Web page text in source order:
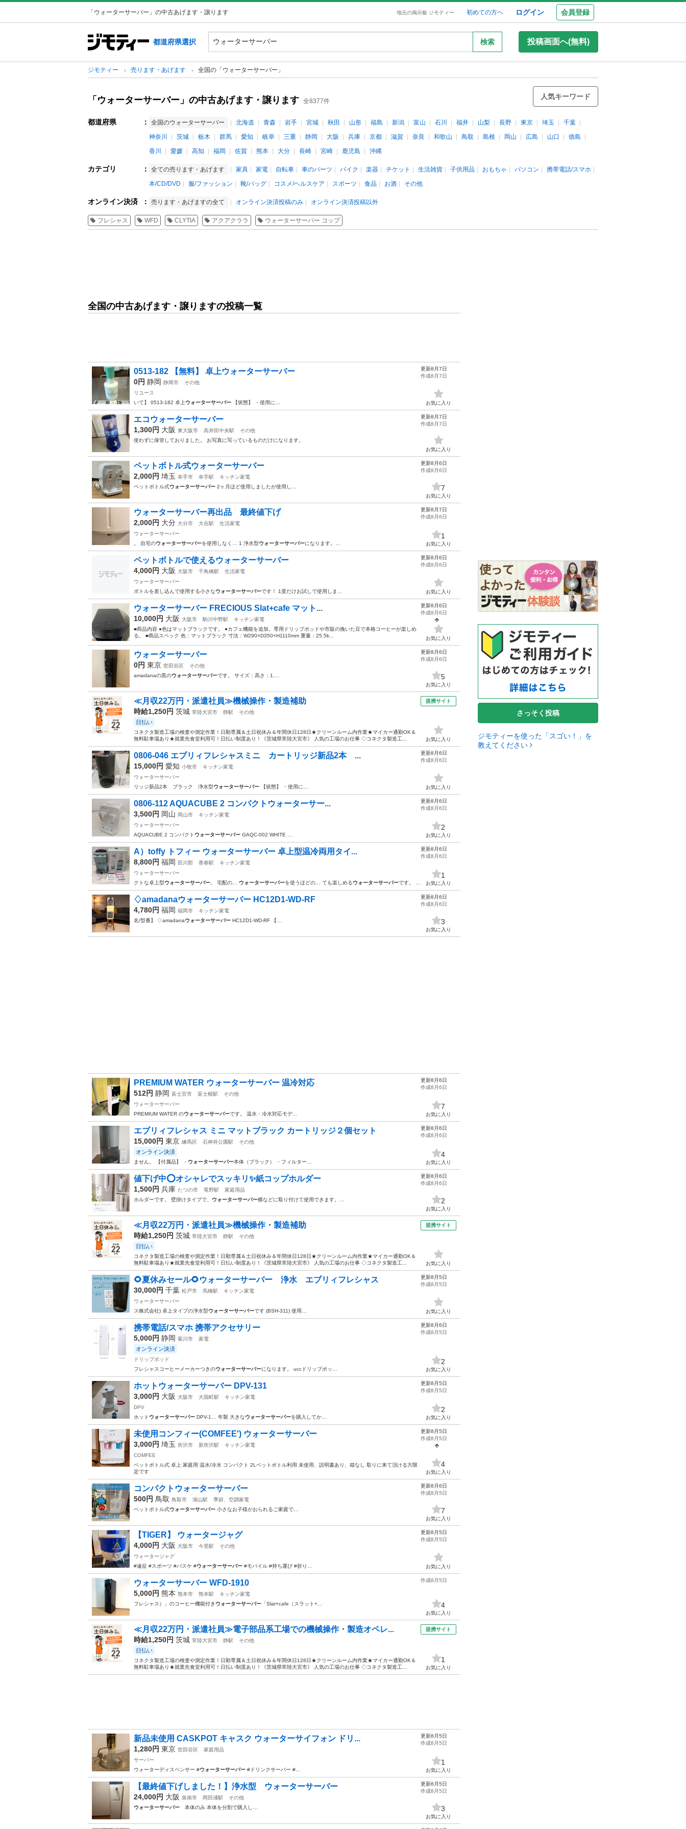
「ウォーターサーバー」の中古あげます・譲ります 地元の掲示板 ジモティー 初めての方へ ログイン 会員登録
都道府県選択 検索 投稿画面へ(無料)
ジモティー 売ります・あげます 全国の「ウォーターサーバー」
「ウォーターサーバー」の中古あげます・譲ります 全8377件
人気キーワード
都道府県 ： 全国のウォーターサーバー 北海道 青森 岩手 宮城 秋田 山形 福島 新潟 富山 石川 福井 山梨 長野 東京 埼玉
千葉
神奈川
茨城 栃木 群馬 愛知 岐阜 三重 静岡 大阪 兵庫 京都 滋賀 奈良 和歌山 鳥取 島根 岡山 広島 山口
徳島
香川
愛媛 高知 福岡 佐賀 熊本 大分 長崎 宮崎 鹿児島 沖縄
カテゴリ ： 全ての売ります・あげます 家具 家電 自転車 車のパーツ バイク 楽器 チケット 生活雑貨 子供用品 おもちゃ パソコン
携帯電話/スマホ
本/CD/DVD
服/ファッション 靴/バッグ コスメ/ヘルスケア スポーツ 食品 お酒 その他
オンライン決済 ： 売ります・あげますの全て オンライン決済投稿のみ オンライン決済投稿以外
フレシャス WFD CLYTIA アクアクララ ウォーターサーバー コップ
全国の中古あげます・譲りますの投稿一覧
0513-182 【無料】 卓上ウォーターサーバー
0円 静岡 静岡市
その他
リユース
いて】 0513-182 卓上ウォーターサーバー 【状態】 ・使用に…
更新8月7日
作成8月7日
お気に入り
エコウォーターサーバー
1,300円 大阪 東大阪市 高井田中央駅
その他
使わずに保管しておりました。 お写真に写っているものだけになります。
更新8月7日
作成8月7日
お気に入り
ペットボトル式ウォーターサーバー
2,000円 埼玉 幸手市 幸手駅
キッチン家電
ペットボトル式ウォーターサーバー 2ヶ月ほど使用しましたが使用し…
更新8月6日
作成8月6日
7
お気に入り
ウォーターサーバー再出品 最終値下げ
2,000円 大分 大分市 大在駅
生活家電
ウォーターサーバー
。 自宅のウォーターサーバーを使用しなく… 1 浄水型ウォーターサーバーになります。…
更新8月7日
作成8月6日
1
お気に入り
ペットボトルで使えるウォーターサーバー
4,000円 大阪 大阪市 千鳥橋駅
生活家電
ウォーターサーバー
ボトルを差し込んで使用する小さなウォーターサーバーです！ 1度だけお試しで使用しま…
更新8月6日
作成8月6日
お気に入り
ウォーターサーバー FRECIOUS Slat+cafe マット...
10,000円 大阪 大阪市 駒川中野駅
キッチン家電
■商品内容 ●色はマットブラックです。 ●カフェ機能を追加。専用ドリップポッドや市販の挽いた豆で本格コーヒーが楽しめ
る。 ■商品スペック 色：マットブラック 寸法：W290×D350×H1110mm 重量：25.5k...
更新8月6日
作成8月6日
お気に入り
ウォーターサーバー
0円 東京 世田谷区
その他
amadanaの黒のウォーターサーバーです。 サイズ：高さ：1,…
更新8月6日
作成8月6日
5
お気に入り
≪月収22万円・派遣社員≫機械操作・製造補助
時給1,250円 茨城 常陸大宮市 静駅 その他
日払い
コネクタ製造工場の検査や測定作業！日勤専属＆土日祝休み＆年間休日128日★クリーンルーム内作業★マイカー通勤OK＆
無料駐車場あり★就業先食堂利用可！日払い制度あり！《茨城県常陸大宮市》 人気の工場のお仕事 ◇コネクタ製造工...
提携サイト
お気に入り
0806-046 エブリィフレシャスミニ カートリッジ新品2本 ...
15,000円 愛知 小牧市
キッチン家電
ウォーターサーバー
リッジ新品2本 ブラック 浄水型ウォーターサーバー 【状態】 ・使用に…
更新8月6日
作成8月6日
お気に入り
0806-112 AQUACUBE 2 コンパクトウォーターサー...
3,500円 岡山 岡山市
キッチン家電
ウォーターサーバー
AQUACUBE 2 コンパクト ウォーターサーバー GAQC-002 WHITE …
更新8月6日
作成8月6日
2
お気に入り
A）toffy トフィー ウォーターサーバー 卓上型温冷両用タイ...
8,800円 福岡 田川郡 香春駅
キッチン家電
ウォーターサーバー
クトな卓上型ウォーターサーバー 。 宅配の… ウォーターサーバーを使うほどの… ても楽しめるウォーターサーバーです。 …
更新8月6日
作成8月6日
1
お気に入り
♢amadanaウォーターサーバー HC12D1-WD-RF
4,780円 福岡 福岡市
キッチン家電
名/型番】 ♢amadanaウォーターサーバー HC12D1-WD-RF 【…
更新8月6日
作成8月6日
3
お気に入り
PREMIUM WATER ウォーターサーバー 温冷対応
512円 静岡 富士宮市 富士根駅
その他
ウォーターサーバー
PREMIUM WATER のウォーターサーバーです。 温水・冷水対応モデ…
更新8月6日
作成8月6日
7
お気に入り
エブリィフレシャス ミニ マットブラック カートリッジ２個セット
15,000円 東京 練馬区 石神井公園駅 その他
オンライン決済
ません。 【付属品】 ・ ウォーターサーバー本体（ブラック） ・フィルター…
更新8月6日
作成8月6日
4
お気に入り
値下げ中️⭕️オシャレでスッキリ✨️紙コップホルダー
1,500円 兵庫 たつの市 竜野駅
家庭用品
ホルダーです。 壁掛けタイプで、 ウォーターサーバー横などに取り付けて使用できます。…
更新8月6日
作成8月6日
2
お気に入り
≪月収22万円・派遣社員≫機械操作・製造補助
時給1,250円 茨城 常陸大宮市 静駅 その他
日払い
コネクタ製造工場の検査や測定作業！日勤専属＆土日祝休み＆年間休日128日★クリーンルーム内作業★マイカー通勤OK＆
無料駐車場あり★就業先食堂利用可！日払い制度あり！《茨城県常陸大宮市》 人気の工場のお仕事 ◇コネクタ製造工...
提携サイト
お気に入り
🌻夏休みセール🌻ウォーターサーバー 浄水 エブリィフレシャス
30,000円 千葉 松戸市 馬橋駅
キッチン家電
ウォーターサーバー
ス株式会社) 卓上タイプの浄水型ウォーターサーバーです (BSH-311) 使用…
更新8月5日
作成8月5日
お気に入り
携帯電話/スマホ 携帯アクセサリー
5,000円 静岡 菊川市 家電
オンライン決済
ドリップポッド
フレシャスコーヒーメーカーつきのウォーターサーバーになります。 uccドリップポッ…
更新8月6日
作成8月5日
2
お気に入り
ホットウォーターサーバー DPV-131
3,000円 大阪 大阪市 大国町駅
キッチン家電
DPV
ホット ウォーターサーバー DPV-1… 年製 大きなウォーターサーバーを購入してか…
更新8月5日
作成8月5日
2
お気に入り
未使用コンフィー(COMFEE') ウォーターサーバー
3,000円 埼玉 所沢市 新所沢駅
キッチン家電
COMFEE
ペットボトル式 卓上 家庭用 温水/冷水 コンパクト 2Lペットボトル利用 未使用、説明書あり、箱なし 取りに来て頂ける方限
定です
更新8月5日
作成8月5日
4
お気に入り
コンパクトウォーターサーバー
500円 鳥取 鳥取市 湖山駅
季節、空調家電
ペットボトル式ウォーターサーバー 小さなお子様がおられるご家庭で…
更新8月6日
作成8月5日
7
お気に入り
【TIGER】 ウォータージャグ
4,000円 大阪 大阪市 今里駅
その他
ウォータージャグ
#遠征 #スポーツ #バスケ #ウォーターサーバー #モバイル #持ち運び #折り…
更新8月5日
作成8月5日
お気に入り
ウォーターサーバー WFD-1910
5,000円 熊本 熊本市 熊本駅
キッチン家電
フレシャス）」のコーヒー機能付き ウォーターサーバー 「Slat+cafe（スラット+…
作成8月5日
4
お気に入り
≪月収22万円・派遣社員≫電子部品系工場での機械操作・製造オペレ...
時給1,250円 茨城 常陸大宮市 静駅 その他
日払い
コネクタ製造工場の検査や測定作業！日勤専属＆土日祝休み＆年間休日128日★クリーンルーム内作業★マイカー通勤OK＆
無料駐車場あり★就業先食堂利用可！日払い制度あり！《茨城県常陸大宮市》 人気の工場のお仕事 ◇コネクタ製造工...
提携サイト
1
お気に入り
新品未使用 CASKPOT キャスク ウォーターサイフォン ドリ...
1,280円 東京 世田谷区
家庭用品
サーバー
ウォーターディスペンサー #ウォーターサーバー #ドリンクサーバー #…
更新8月5日
作成8月5日
1
お気に入り
【最終値下げしました！】浄水型 ウォーターサーバー
24,000円 大阪 泉南市 岡田浦駅
その他
ウォーターサーバー 本体のみ 本体を分割で購入し…
更新8月5日
作成8月5日
3
お気に入り
さっそく投稿
ジモティーを使った「スゴい！」を
教えてください